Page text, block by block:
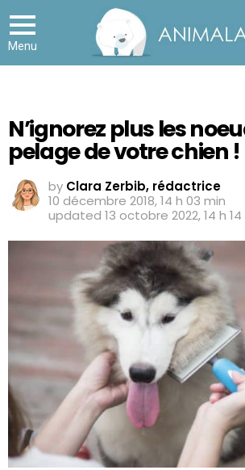
Menu
N’ignorez plus les
pelage de votre chien !
by Clara Zerbib, rédactrice
10 décembre 2018, 14 h 03 min
updated 13 octobre 2022, 14 h